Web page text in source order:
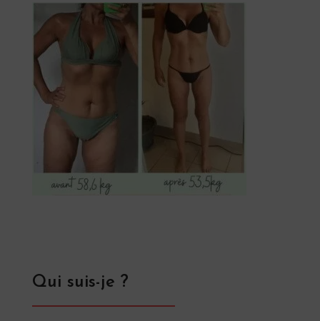
Qui suis-je ?